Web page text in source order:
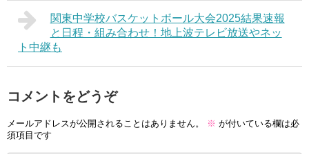
関東中学校バスケットボール大会2025結果速報
と日程・組み合わせ！地上波テレビ放送やネッ
ト中継も
コメントをどうぞ
メールアドレスが公開されることはありません。 ※ が付いている欄は必
須項目です